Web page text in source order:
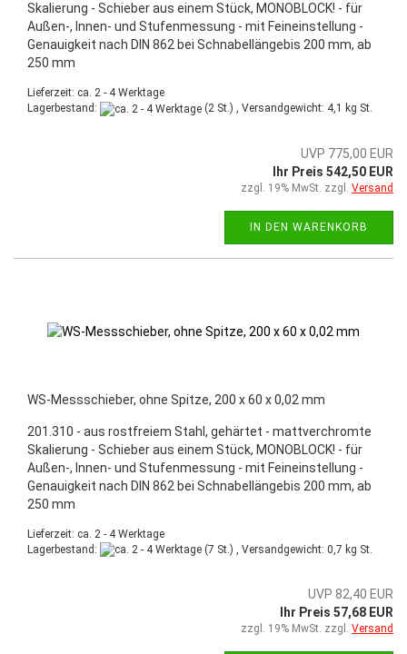
Skalierung - Schieber aus einem Stück, MONOBLOCK! - für
Außen-, Innen- und Stufenmessung - mit Feineinstellung -
Genauigkeit nach DIN 862 bei Schnabellängebis 200 mm, ab
250 mm
Lieferzeit: ca. 2 - 4 Werktage
Lagerbestand:
(2 St.) , Versandgewicht: 4,1 kg St.
UVP 775,00 EUR
Ihr Preis 542,50 EUR
zzgl. 19% MwSt. zzgl. Versand
IN DEN WARENKORB
WS-Messschieber, ohne Spitze, 200 x 60 x 0,02 mm
201.310 - aus rostfreiem Stahl, gehärtet - mattverchromte
Skalierung - Schieber aus einem Stück, MONOBLOCK! - für
Außen-, Innen- und Stufenmessung - mit Feineinstellung -
Genauigkeit nach DIN 862 bei Schnabellängebis 200 mm, ab
250 mm
Lieferzeit: ca. 2 - 4 Werktage
Lagerbestand:
(7 St.) , Versandgewicht: 0,7 kg St.
UVP 82,40 EUR
Ihr Preis 57,68 EUR
zzgl. 19% MwSt. zzgl. Versand